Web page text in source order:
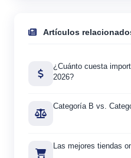
Artículos
¿Cuánto cuesta
2026?
Categoría B vs.
Las mejores tiendas